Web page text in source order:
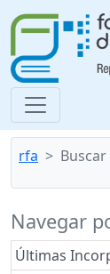
rfa Buscar
Navegar
Últimas